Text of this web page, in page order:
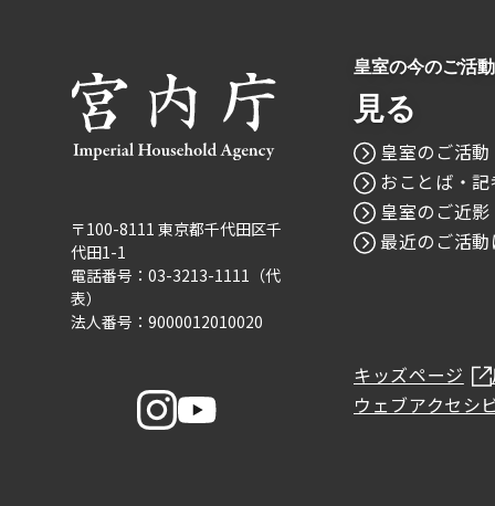
〒100-8111 東京都千代田区千
代田1-1
電話番号：03-3213-1111（代
表）
法人番号：9000012010020
皇室の今のご活
見る
皇室のご活
おことば・
皇室のご近影
最近のご活
キッズページ
ウェブアクセシ